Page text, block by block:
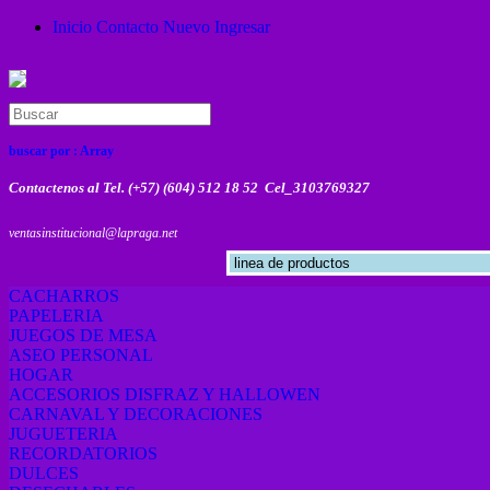
Inicio Contacto Nuevo Ingresar
buscar por : Array
Contactenos al Tel. (+57) (604) 512 18 52 Cel_3103769327
ventasinstitucional@lapraga.net
CACHARROS
PAPELERIA
JUEGOS DE MESA
ASEO PERSONAL
HOGAR
ACCESORIOS DISFRAZ Y HALLOWEN
CARNAVAL Y DECORACIONES
JUGUETERIA
RECORDATORIOS
DULCES